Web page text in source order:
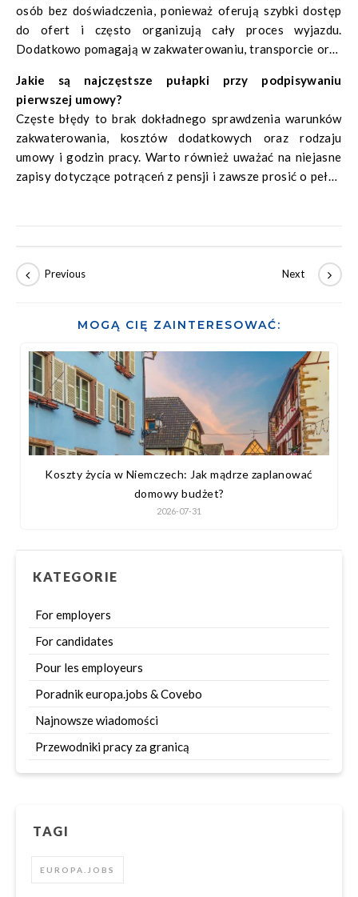
osób bez doświadczenia, ponieważ oferują szybki dostęp
do ofert i często organizują cały proces wyjazdu.
Dodatkowo pomagają w zakwaterowaniu, transporcie oraz
Jakie są najczęstsze pułapki przy podpisywaniu
pierwszej umowy?
Częste błędy to brak dokładnego sprawdzenia warunków
zakwaterowania, kosztów dodatkowych oraz rodzaju
umowy i godzin pracy. Warto również uważać na niejasne
zapisy dotyczące potrąceń z pensji i zawsze prosić o pełne
MOGĄ CIĘ ZAINTERESOWAĆ:
Koszty życia w Niemczech: Jak mądrze zaplanować
domowy budżet?
2026-07-31
KATEGORIE
For employers
For candidates
Pour les employeurs
Poradnik europa.jobs & Covebo
Najnowsze wiadomości
Przewodniki pracy za granicą
TAGI
EUROPA.JOBS